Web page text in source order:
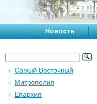
Новости
Самый Восточный
Митрополия
Епархия